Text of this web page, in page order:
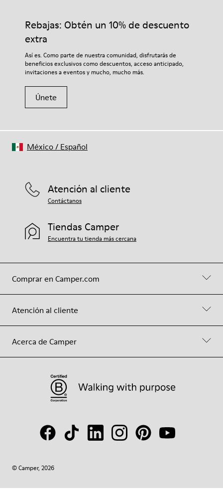
Rebajas: Obtén un 10% de descuento
extra
Así es. Como parte de nuestra comunidad, disfrutarás de
beneficios exclusivos como descuentos, acceso anticipado,
invitaciones a eventos y mucho, mucho más.
Únete
Comprar en Camper.com
Atención al cliente
Acerca de Camper
Atención al cliente
Contáctanos
Tiendas Camper
Encuentra tu tienda más cercana
© Camper, 2026
México/ Español